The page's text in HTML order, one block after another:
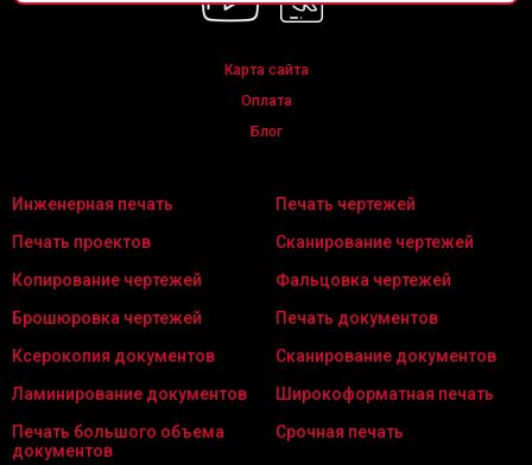
Карта сайта
Оплата
Блог
Инженерная печать
Печать чертежей
Печать проектов
Сканирование чертежей
Копирование чертежей
Фальцовка чертежей
Брошюровка чертежей
Печать документов
Ксерокопия документов
Сканирование документов
Ламинирование документов
Широкоформатная печать
Печать большого объема
документов
Срочная печать